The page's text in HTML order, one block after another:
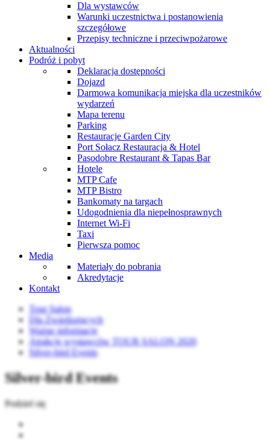
Dla wystawców
Warunki uczestnictwa i postanowienia
szczegółowe
Przepisy techniczne i przeciwpożarowe
Aktualności
Podróż i pobyt
Deklaracja dostępności
Dojazd
Darmowa komunikacja miejska dla uczestników
wydarzeń
Mapa terenu
Parking
Restauracje Garden City
Port Sołacz Restauracja & Hotel
Pasodobre Restaurant & Tapas Bar
Hotele
MTP Cafe
MTP Bistro
Bankomaty na targach
Udogodnienia dla niepełnosprawnych
Internet Wi-Fi
Taxi
Pierwsza pomoc
Media
Materiały do pobrania
Akredytacje
Kontakt
Tour Salon
Dla Zwiedzających
Ważne informacje
Atrakcje wystawców TOUR SALON 2020
Silver-bird Events
Silver-bird Events
Podziel się